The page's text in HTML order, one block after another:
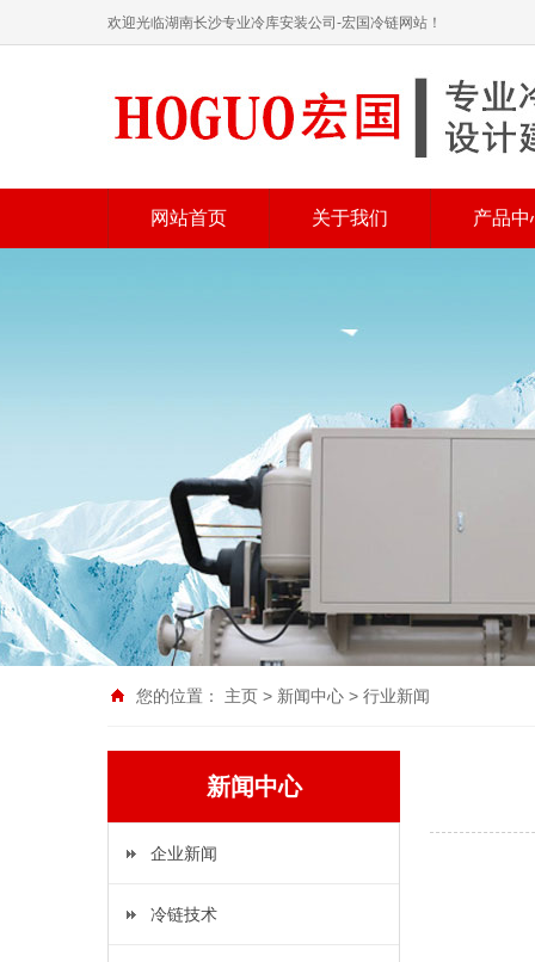
欢迎光临湖南长沙专业冷库安装公司-宏国冷链网站！
网站首页 关于我们 产品中
您的位置： 主页 > 新闻中心 > 行业新闻
新闻中心
企业新闻
冷链技术